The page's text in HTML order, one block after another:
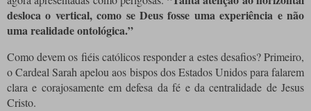
desloca o vertical, como se Deus fosse uma experiência e não
uma realidade ontológica.”
Como devem os fiéis católicos responder a estes desafios? Primeiro,
o Cardeal Sarah apelou aos bispos dos Estados Unidos para falarem
clara e corajosamente em defesa da fé e da centralidade de Jesus
Cristo.